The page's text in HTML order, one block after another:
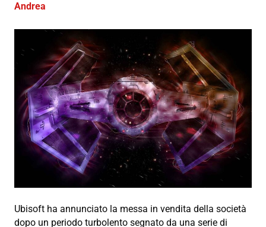
Andrea
Ubisoft ha annunciato la messa in vendita della società
dopo un periodo turbolento segnato da una serie di